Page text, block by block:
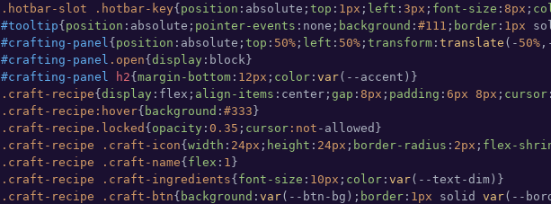
.hotbar-slot
.hotbar-key{ position :absolute; top : 1px ; left : 3px ; font-size : 8px ;
#tooltip{ position :absolute; pointer-events :none; background : #111 ; border : 1px
#crafting-panel{ position :absolute; top : 50% ; left : 50% ; transform : translate (- 50%
#crafting-panel .open{ display
#crafting-panel
h2{ margin-bottom : 12px ; color : var
.craft-recipe{ display :flex; align-items :center; gap : 8px ; padding : 6px 8px ; cursor
.craft-recipe :hover{ background : #333
.craft-recipe .locked { opacity : 0.35 ; cursor :not
.craft-recipe
.craft-icon{ width : 24px ; height : 24px ; border-radius : 2px ; flex-
.craft-recipe
.craft-name{ flex : 1
.craft-recipe
.craft-ingredients{ font-size : 10px ; color : var
.craft-recipe
.craft-btn{ background : var(--btn-bg); border : 1px solid var(--